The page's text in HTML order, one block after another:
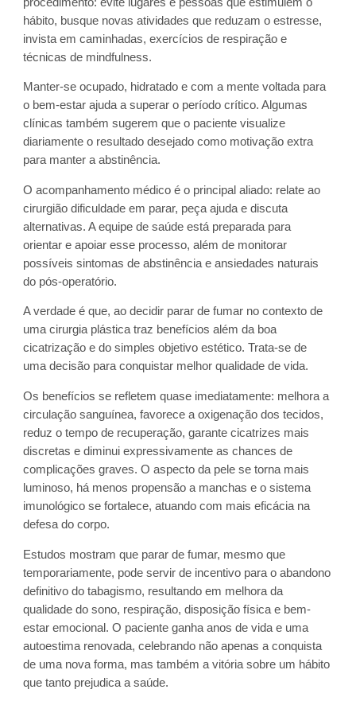
hábito, busque novas atividades que reduzam o estresse,
invista em caminhadas, exercícios de respiração e
técnicas de mindfulness.
Manter-se ocupado, hidratado e com a mente voltada para
o bem-estar ajuda a superar o período crítico. Algumas
clínicas também sugerem que o paciente visualize
diariamente o resultado desejado como motivação extra
para manter a abstinência.
O acompanhamento médico é o principal aliado: relate ao
cirurgião dificuldade em parar, peça ajuda e discuta
alternativas. A equipe de saúde está preparada para
orientar e apoiar esse processo, além de monitorar
possíveis sintomas de abstinência e ansiedades naturais
do pós-operatório.
A verdade é que, ao decidir parar de fumar no contexto de
uma cirurgia plástica traz benefícios além da boa
cicatrização e do simples objetivo estético. Trata-se de
uma decisão para conquistar melhor qualidade de vida.
Os benefícios se refletem quase imediatamente: melhora a
circulação sanguínea, favorece a oxigenação dos tecidos,
reduz o tempo de recuperação, garante cicatrizes mais
discretas e diminui expressivamente as chances de
complicações graves. O aspecto da pele se torna mais
luminoso, há menos propensão a manchas e o sistema
imunológico se fortalece, atuando com mais eficácia na
defesa do corpo.
Estudos mostram que parar de fumar, mesmo que
temporariamente, pode servir de incentivo para o abandono
definitivo do tabagismo, resultando em melhora da
qualidade do sono, respiração, disposição física e bem-
estar emocional. O paciente ganha anos de vida e uma
autoestima renovada, celebrando não apenas a conquista
de uma nova forma, mas também a vitória sobre um hábito
que tanto prejudica a saúde.